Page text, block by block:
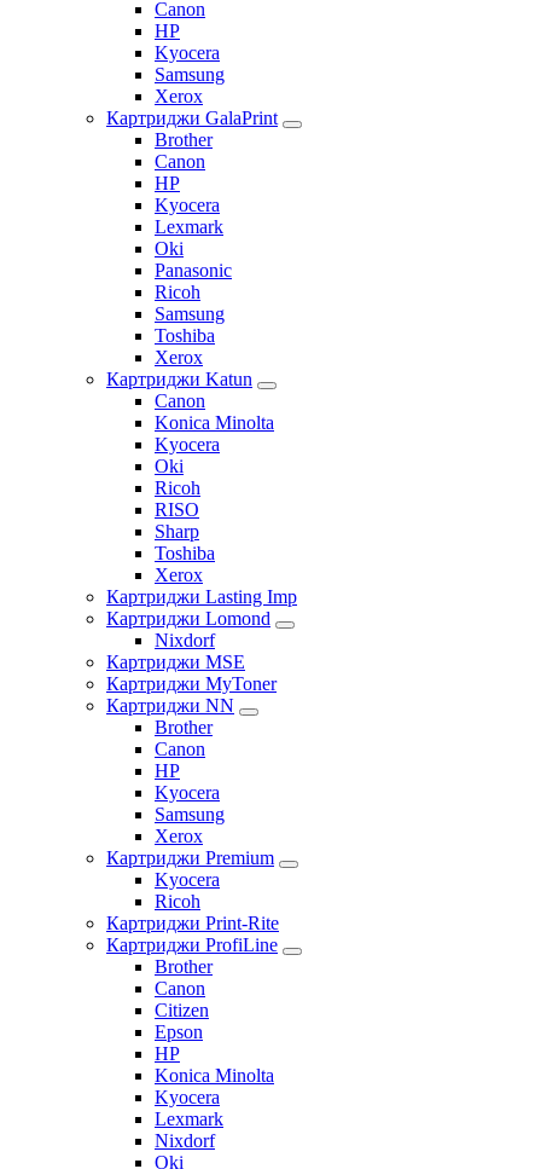
Canon
HP
Kyocera
Samsung
Xerox
Картриджи GalaPrint
Brother
Canon
HP
Kyocera
Lexmark
Oki
Panasonic
Ricoh
Samsung
Toshiba
Xerox
Картриджи Katun
Canon
Konica Minolta
Kyocera
Oki
Ricoh
RISO
Sharp
Toshiba
Xerox
Картриджи Lasting Imp
Картриджи Lomond
Nixdorf
Картриджи MSE
Картриджи MyToner
Картриджи NN
Brother
Canon
HP
Kyocera
Samsung
Xerox
Картриджи Premium
Kyocera
Ricoh
Картриджи Print-Rite
Картриджи ProfiLine
Brother
Canon
Citizen
Epson
HP
Konica Minolta
Kyocera
Lexmark
Nixdorf
Oki